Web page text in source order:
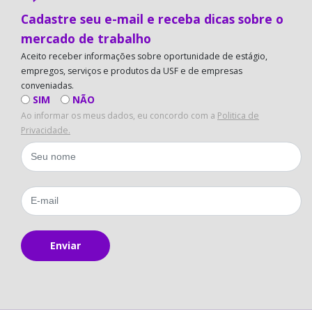
Cadastre seu e-mail e receba dicas sobre o
mercado de trabalho
Aceito receber informações sobre oportunidade de estágio,
empregos, serviços e produtos da USF e de empresas
conveniadas.
SIM NÃO
Ao informar os meus dados, eu concordo com a Politica de
Privacidade.
Enviar